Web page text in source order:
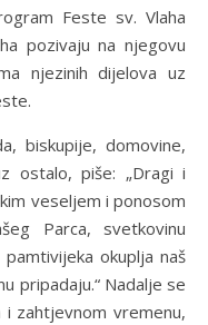
pozivaju na njegovu
njezinih dijelova uz
biskupije, domovine,
ostalo, piše: „Dragi i
veseljem i ponosom
Parca, svetkovinu
okuplja naš
pripadaju.“ Nadalje se
i zahtjevnom vremenu,